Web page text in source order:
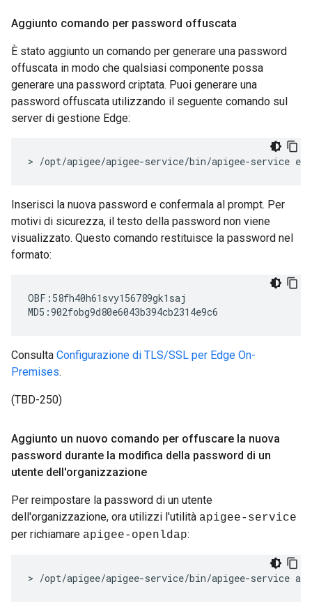
Aggiunto comando per password offuscata
È stato aggiunto un comando per generare una password
offuscata in modo che qualsiasi componente possa
generare una password criptata. Puoi generare una
password offuscata utilizzando il seguente comando sul
server di gestione Edge:
> /opt/apigee/apigee-service/bin/apigee-service
Inserisci la nuova password e confermala al prompt. Per
motivi di sicurezza, il testo della password non viene
visualizzato. Questo comando restituisce la password nel
formato:
OBF:58fh40h61svy156789gk1saj
MD5:902fobg9d80e6043b394cb2314e9c6
Consulta Configurazione di TLS/SSL per Edge On-
Premises.
(TBD-250)
Aggiunto un nuovo comando per offuscare la nuova
password durante la modifica della password di un
utente dell'organizzazione
Per reimpostare la password di un utente
dell'organizzazione, ora utilizzi l'utilità apigee-service
per richiamare apigee-openldap:
> /opt/apigee/apigee-service/bin/apigee-service